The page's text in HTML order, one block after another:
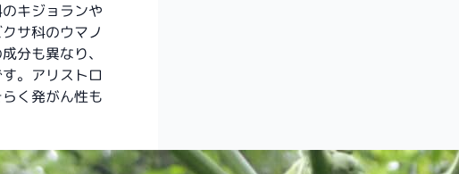
キジョランや
サ科のウマノ
分も異なり、
。アリストロ
く発がん性も